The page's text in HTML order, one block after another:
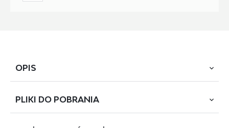
OPIS
wymiary: 56/55/78/46 cm, materiał: polipropylen / sznurek,
PLIKI DO POBRANIA